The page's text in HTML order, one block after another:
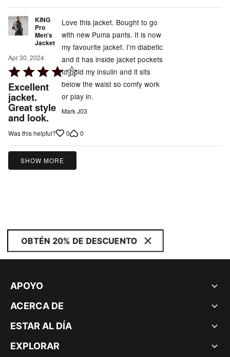
5
KING
Pro
Men's
Jacket
Apr 30, 2024
Rated
4
out
of
5
Excellent
jacket.
Great style
and look.
Love this jacket. Bought to go
with new Puma pants. It is now
my favourite jacket. I'm diabetic
and it has inside jacket pockets
to hold my insulin and it sits
below the waist so comfy work
or play in.
Mark J03
Was this helpful? 0 0
SHOW MORE
OBTÉN 20% DE DESCUENTO
APOYO
ACERCA DE
ESTAR AL DÍA
EXPLORAR